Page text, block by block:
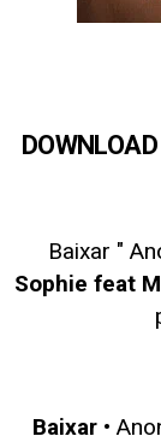
Baixar "
Sophie feat
Baixar •